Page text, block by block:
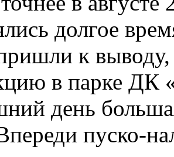
долгое
к
в парке ДК
день
пуско-